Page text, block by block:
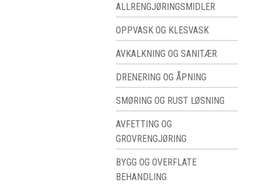
ALLRENGJØRINGSMIDLER
OPPVASK OG KLESVASK
AVKALKNING OG SANITÆR
DRENERING OG ÅPNING
SMØRING OG RUST LØSNING
AVFETTING OG
GROVRENGJØRING
BYGG OG OVERFLATE
BEHANDLING